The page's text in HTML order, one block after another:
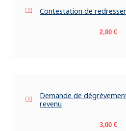
Contestation de
Prix
2,00 €
Demande de
revenu
Prix
3,00 €